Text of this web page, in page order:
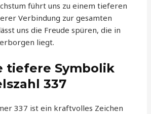
führt uns zu einem tieferen
Verbindung zur gesamten
uns die Freude spüren, die in
liegt.
tiefere Symbolik
337
337 ist ein kraftvolles Zeichen